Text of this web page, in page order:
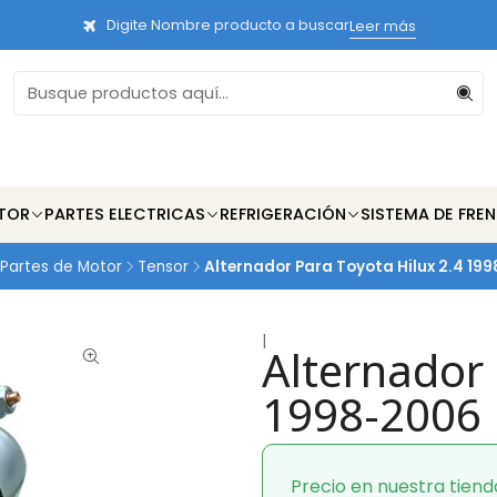
PARTES ELECTRICAS REFRIGERACIÓN SISTEMA DE
Digite Nombre producto a buscarLeer más
Partes de Motor Tensor Alternador Para Toyota Hilux 2.4
|Alternador
1998-2006
Precio en nuestra